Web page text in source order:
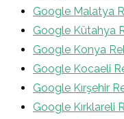
Google Malatya
Google Kütahya
Google Konya
Google Kocaeli
Google Kırşehir
Google Kırklareli